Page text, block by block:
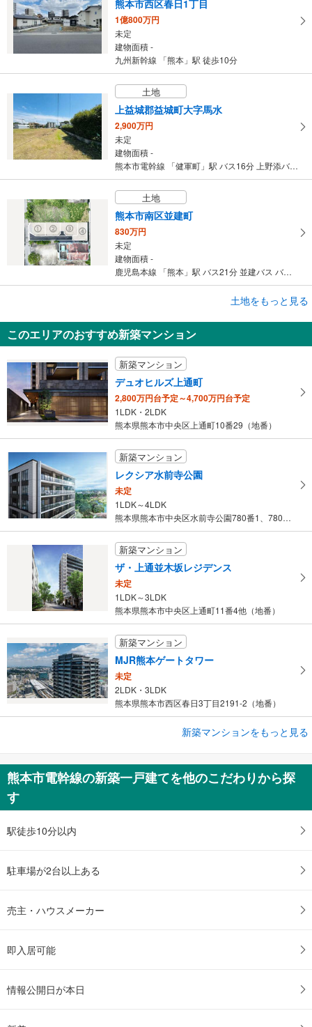
熊本市西区春日1丁目
1億800万円
未定
建物面積 -
九州新幹線 「熊本」駅 徒歩10分
土地
上益城郡益城町大字馬水
2,900万円
未定
建物面積 -
熊本市電幹線 「健軍町」駅 バス16分 上野添バス バス停下車 徒歩9分
土地
熊本市南区並建町
830万円
未定
建物面積 -
鹿児島本線 「熊本」駅 バス21分 並建バス バス停下車 徒歩8分
熊本市西区中原町
800万円
建物面積 -
土地をもっと見る
このエリアのおすすめ新築マンション
新築マンション
デュオヒルズ上通町
2,800万円台予定～4,700万円台予定
1LDK・2LDK
熊本県熊本市中央区上通町10番29（地番）
新築マンション
レクシア水前寺公園
未定
1LDK～4LDK
熊本県熊本市中央区水前寺公園780番1、780番2、781番、7…
新築マンション
ザ・上通並木坂レジデンス
未定
1LDK～3LDK
熊本県熊本市中央区上通町11番4他（地番）
新築マンション
MJR熊本ゲートタワー
未定
2LDK・3LDK
熊本県熊本市西区春日3丁目2191-2（地番）
新築マンション
3,998万円～6,378万円
1LDK～3LDK
新築マンションをもっと見る
熊本市電幹線の新築一戸建てを他のこだわりから探
す
駅徒歩10分以内
駐車場が2台以上ある
売主・ハウスメーカー
即入居可能
情報公開日が本日